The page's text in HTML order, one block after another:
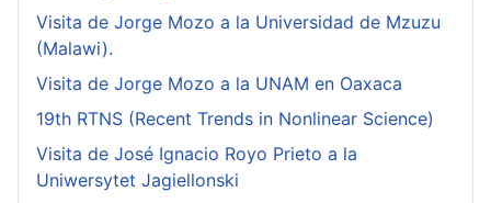
Visita de Jorge Mozo a la Universidad de Mzuzu
(Malawi).
Visita de Jorge Mozo a la UNAM en Oaxaca
19th RTNS (Recent Trends in Nonlinear Science)
Visita de José Ignacio Royo Prieto a la
Uniwersytet Jagiellonski